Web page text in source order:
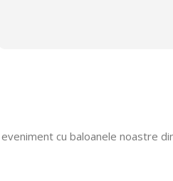
cu baloanele